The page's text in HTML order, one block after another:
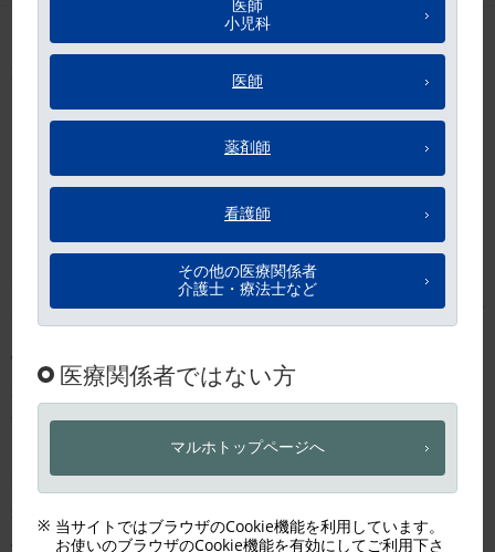
1.マルホ皮膚科セミナー、マルホWEBライブセミナーは、
第三者のウェブサイトへのリンクを設けています。本サイ
リンクを設けている第三者のウェブサイトの内容について
は一切責任を負いません。第三者のウェブサイトのご利用
にあたっては、各ウェブサイトの利用条件に従ってくださ
2.Best of AAD Self-Assessment Question 日本語版は、米国
皮膚科学会（American Academy of Dermatology：AAD）の
Week」より許諾を得て問題を選択し、AADの監修により日
本語版を提供しています。よって著作権はAADに帰属しま
す。
AAD）の教育プログラムの1つである「Basic Dermatology